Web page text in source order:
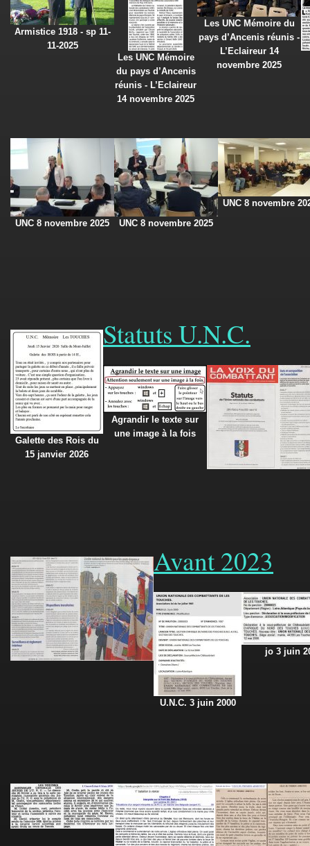
Armistice 1918 - sp 11-
11-2025
Les UNC Mémoire
du pays d’Ancenis
réunis - L’Eclaireur
14 novembre 2025
Les UNC Mémoire du
pays d’Ancenis réunis -
L’Eclaireur 14
novembre 2025
UNC 8 novembre 2025 UNC 8 novembre 2025
UNC 8 novembre
Galette des Rois du
15 janvier 2026
Statuts U.N.C.
Agrandir le texte sur
une image à la fois
Avant 2023
U.N.C. 3 juin 2000
jo 3 juin